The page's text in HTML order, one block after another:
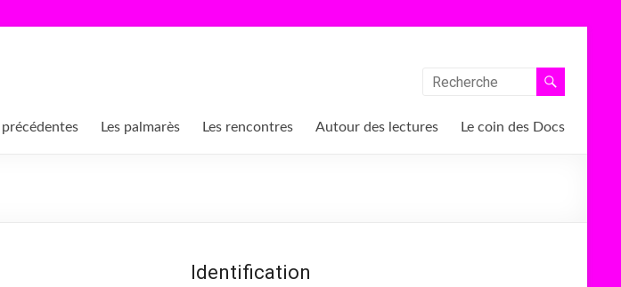
précédentes Les palmarès Les rencontres Autour des lectures Le coin des Docs
Identification